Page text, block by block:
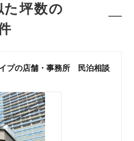
た坪数の
プの店舗・事務所 民泊相談